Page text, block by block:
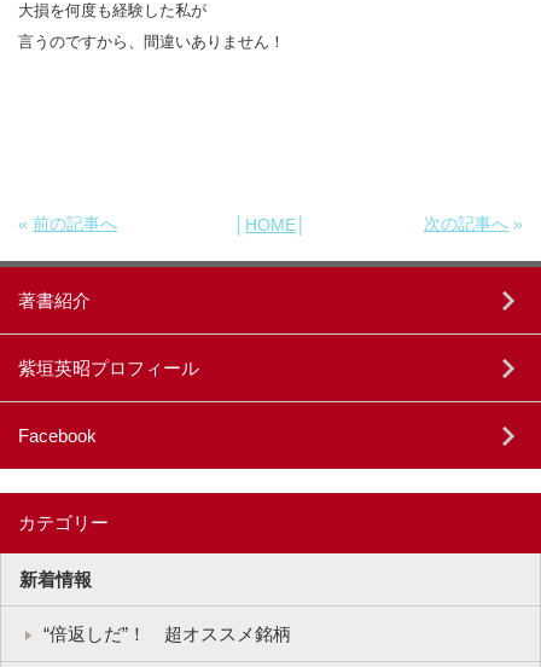
大損を何度も経験した私が
言うのですから、間違いありません！
« 前の記事へ HOME│ 次の記事へ »
著書紹介
紫垣英昭プロフィール
Facebook
カテゴリー
新着情報
“倍返しだ”！ 超オススメ銘柄